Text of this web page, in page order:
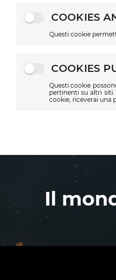
COOKIES
Questi cookie
COOKIES
Questi cookie
pertinenti su altri
cookie, riceverai una
Il